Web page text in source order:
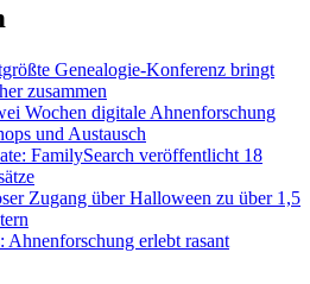
Genealogie-Konferenz bringt
zusammen
Wochen digitale Ahnenforschung
und Austausch
FamilySearch veröffentlicht 18
Zugang über Halloween zu über 1,5
erlebt rasant